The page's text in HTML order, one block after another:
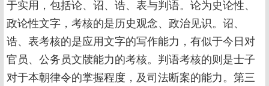
于实用，包括论、诏、诰、表与判语。论为史论性、
政论性文字，考核的是历史观念、政治见识。诏、
诰、表考核的是应用文字的写作能力，有似于今日对
官员、公务员文牍能力的考核。判语考核的则是士子
对于本朝律令的掌握程度，及司法断案的能力。第三